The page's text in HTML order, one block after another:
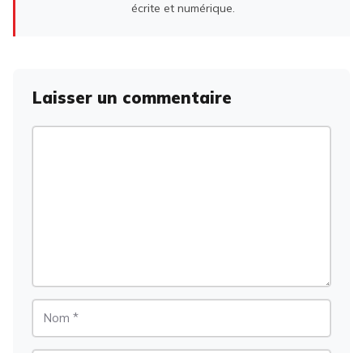
écrite et numérique.
Laisser un commentaire